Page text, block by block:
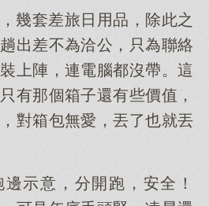
幾套差旅日用品，除此之
出差不為洽公，只為聯絡
上陣，連電腦都沒帶。這
有那個箱子還有些價值，
對箱包無愛，丟了也就丟
示意，分開跑，安全！